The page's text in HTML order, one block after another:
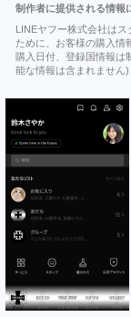
制作者に提供される情報
LINEヤフー株式会社は
ために、お客様の購入情
購入日付、登録国情報は
能な情報は含まれません)